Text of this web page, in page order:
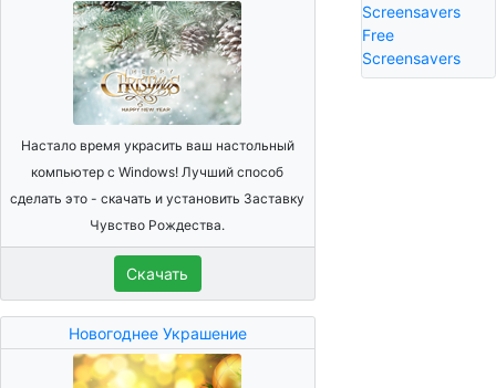
Настало время украсить ваш настольный
компьютер с Windows! Лучший способ
сделать это - скачать и установить Заставку
Чувство Рождества.
Скачать
Новогоднее Украшение
Screensavers
Free
Screensavers